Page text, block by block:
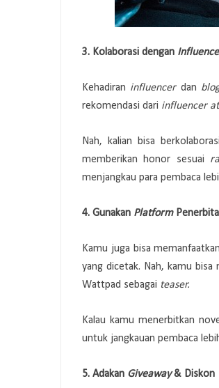
3. Kolaborasi dengan
Kehadiran influencerdan
rekomendasi dari influencer
Nah, kalian bisa
memberikan honor sesuai
menjangkau para pembaca
4. Gunakan Platform
Kamu juga bisa memanfaatkan
yang dicetak. Nah, kamu bisa
Wattpad sebagai teaser.
Kalau kamu menerbitkan
untuk jangkauan pembaca
5. Adakan Giveaway& Diskon